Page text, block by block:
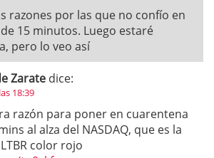
razones por las que no confío en
15 minutos. Luego estaré
pero lo veo así
Zarate dice:
18:39
razón para poner en cuarentena
al alza del NASDAQ, que es la
color rojo